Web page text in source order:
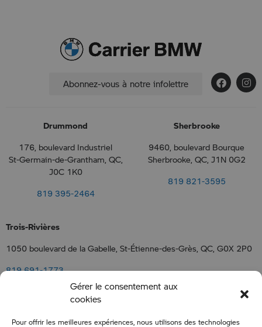
Gérer le consentement aux
cookies
Pour offrir les meilleures expériences, nous utilisons des technologies
Abonnez-vous à notre infolettre
Drummond
176, boulevard Industriel
St-Germain-de-Grantham, QC,
J0C 1K0
819 395-2464
Sherbrooke
9460, boulevard Bourque
Sherbrooke, QC, J1N 0G2
819 821-3595
Trois-Rivières
1050 boulevard de la Gabelle, St-Étienne-des-Grès, QC, G0X 2P0
819 691-1773